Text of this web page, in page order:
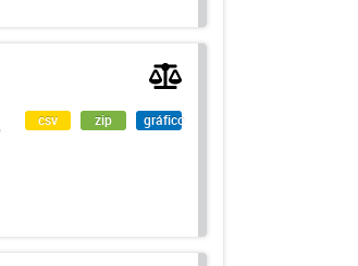
csv zip gráfico